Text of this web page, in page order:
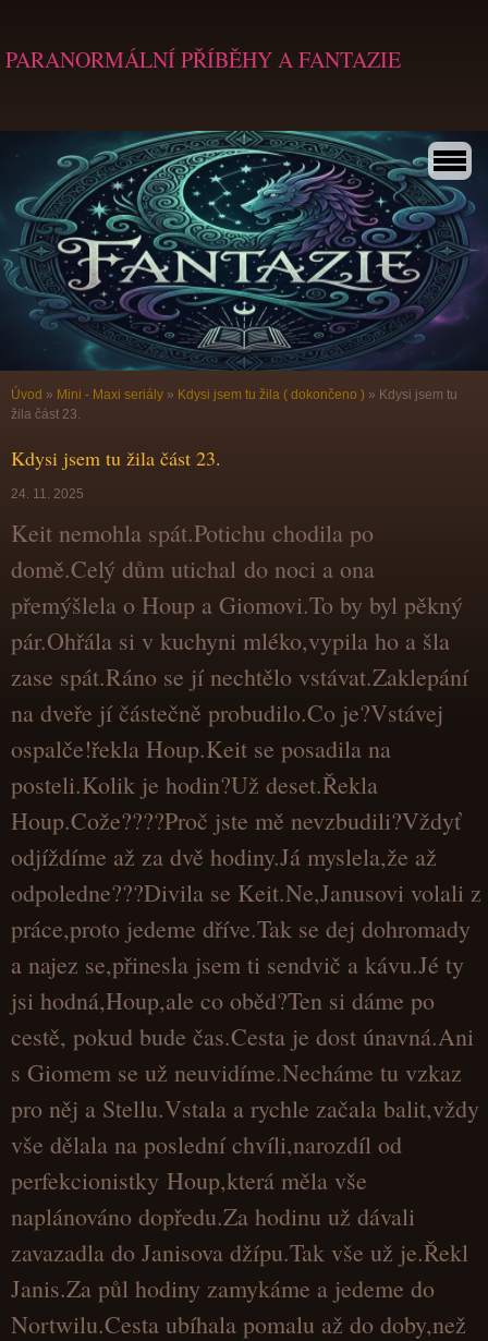
PARANORMÁLNÍ PŘÍBĚHY A FANTAZIE
Úvod » Mini - Maxi seriály » Kdysi jsem tu žila ( dokončeno ) » Kdysi jsem tu
žila část 23.
Kdysi jsem tu žila část 23.
24. 11. 2025
Keit nemohla spát.Potichu chodila po
domě.Celý dům utichal do noci a ona
přemýšlela o Houp a Giomovi.To by byl pěkný
pár.Ohřála si v kuchyni mléko,vypila ho a šla
zase spát.Ráno se jí nechtělo vstávat.Zaklepání
na dveře jí částečně probudilo.Co je?Vstávej
ospalče!řekla Houp.Keit se posadila na
posteli.Kolik je hodin?Už deset.Řekla
Houp.Cože????Proč jste mě nevzbudili?Vždyť
odjíždíme až za dvě hodiny.Já myslela,že až
odpoledne???Divila se Keit.Ne,Janusovi volali z
práce,proto jedeme dříve.Tak se dej dohromady
a najez se,přinesla jsem ti sendvič a kávu.Jé ty
jsi hodná,Houp,ale co oběd?Ten si dáme po
cestě, pokud bude čas.Cesta je dost únavná.Ani
s Giomem se už neuvidíme.Necháme tu vzkaz
pro něj a Stellu.Vstala a rychle začala balit,vždy
vše dělala na poslední chvíli,narozdíl od
perfekcionistky Houp,která měla vše
naplánováno dopředu.Za hodinu už dávali
zavazadla do Janisova džípu.Tak vše už je.Řekl
Janis.Za půl hodiny zamykáme a jedeme do
Nortwilu.Cesta ubíhala pomalu až do doby,než